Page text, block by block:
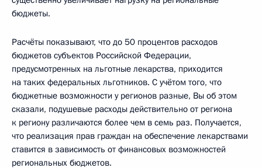
бюджеты.
Расчёты показывают, что до 50 процентов расходов
бюджетов субъектов Российской Федерации,
предусмотренных на льготные лекарства, приходится
на таких федеральных льготников. С учётом того, что
бюджетные возможности у регионов разные, Вы об этом
сказали, подушевые расходы действительно от региона
к региону различаются более чем в семь раз. Получается,
что реализация прав граждан на обеспечение лекарствами
ставится в зависимость от финансовых возможностей
региональных бюджетов.